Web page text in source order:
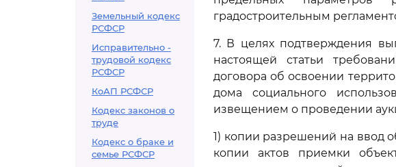
Земельный кодекс
РСФСР
Исправительно -
трудовой кодекс
РСФСР
КоАП РСФСР
Кодекс законов о
труде
Кодекс о браке и
семье РСФСР
градостроительным
7. В целях подтверждения
настоящей статьи
договора об освоении
дома социального
извещением о проведении
1) копии разрешений на ввод
копии актов приемки